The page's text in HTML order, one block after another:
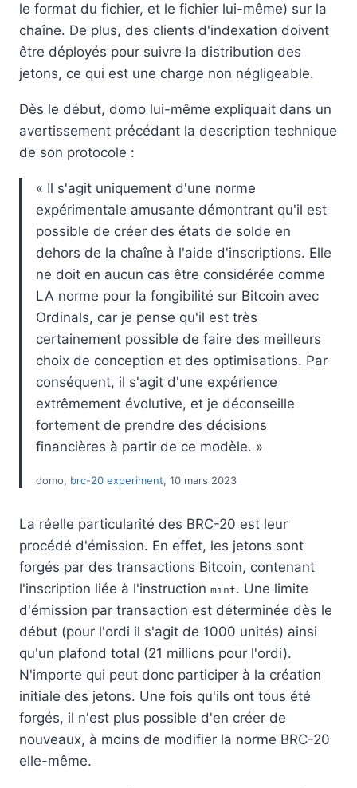
le format du fichier, et le fichier lui-même) sur la
chaîne. De plus, des clients d'indexation doivent
être déployés pour suivre la distribution des
jetons, ce qui est une charge non négligeable.
Dès le début, domo lui-même expliquait dans un
avertissement précédant la description technique
de son protocole :
« Il s'agit uniquement d'une norme
expérimentale amusante démontrant qu'il est
possible de créer des états de solde en
dehors de la chaîne à l'aide d'inscriptions. Elle
ne doit en aucun cas être considérée comme
LA norme pour la fongibilité sur Bitcoin avec
Ordinals, car je pense qu'il est très
certainement possible de faire des meilleurs
choix de conception et des optimisations. Par
conséquent, il s'agit d'une expérience
extrêmement évolutive, et je déconseille
fortement de prendre des décisions
financières à partir de ce modèle. »
domo, brc-20 experiment, 10 mars 2023
La réelle particularité des BRC-20 est leur
procédé d'émission. En effet, les jetons sont
forgés par des transactions Bitcoin, contenant
l'inscription liée à l'instruction mint. Une limite
d'émission par transaction est déterminée dès le
début (pour l'ordi il s'agit de 1000 unités) ainsi
qu'un plafond total (21 millions pour l'ordi).
N'importe qui peut donc participer à la création
initiale des jetons. Une fois qu'ils ont tous été
forgés, il n'est plus possible d'en créer de
nouveaux, à moins de modifier la norme BRC-20
elle-même.